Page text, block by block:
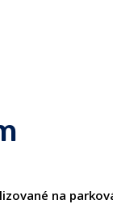
na